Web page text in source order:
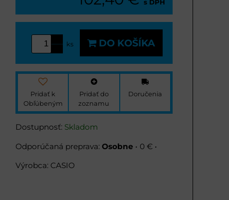
s DPH
ks DO KOŠÍKA
Pridať k
Obľúbeným
Pridať do
zoznamu
Doručenia
Dostupnosť: Skladom
Osobne • 0 € •
Výrobca: CASIO